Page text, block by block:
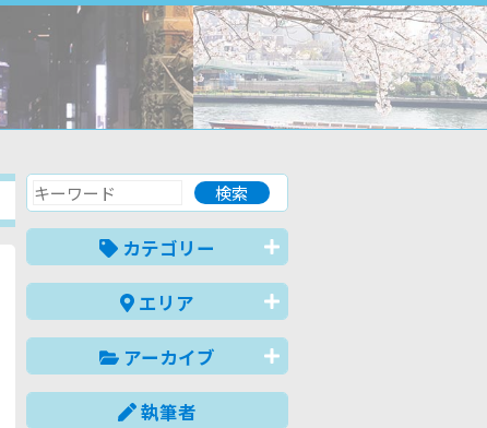
カテゴリー
エリア
アーカイブ
執筆者